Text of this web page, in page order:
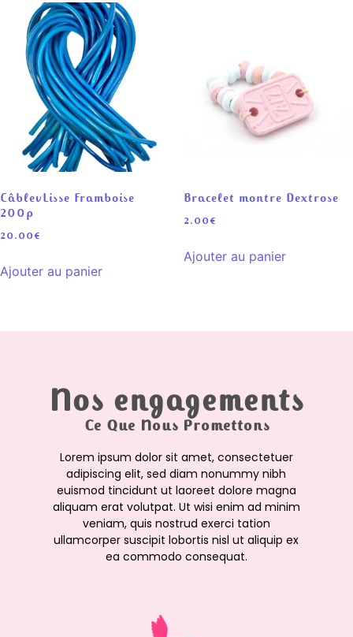
CâblevLisse Framboise
200p
20.00€
Ajouter au panier
Bracelet montre Dextrose
2.00€
Ajouter au panier
Nos engagements
Ce Que Nous Promettons
Lorem ipsum dolor sit amet, consectetuer
adipiscing elit, sed diam nonummy nibh
euismod tincidunt ut laoreet dolore magna
aliquam erat volutpat. Ut wisi enim ad minim
veniam, quis nostrud exerci tation
ullamcorper suscipit lobortis nisl ut aliquip ex
ea commodo consequat.